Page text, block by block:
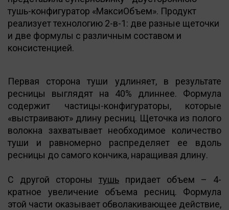
тушь-конфигуратор «МаксиОбъем». Продукт
реализует технологию 2-в-1: две разные щеточки
и две формулы с различным составом и
консистенцией.
Первая сторона туши удлиняет, в результате
ресницы выглядят на 40% длиннее. Формула
содержит частицы-конфигураторы, которые
«выстраивают» длину ресниц. Щеточка из полого
волокна захватывает необходимое количество
туши и равномерно распределяет ее вдоль
ресницы до самого кончика, наращивая длину.
С другой стороны тушь придает объем – 4-
кратное увеличение объема ресниц. Формула
этой части оказывает обволакивающее действие,